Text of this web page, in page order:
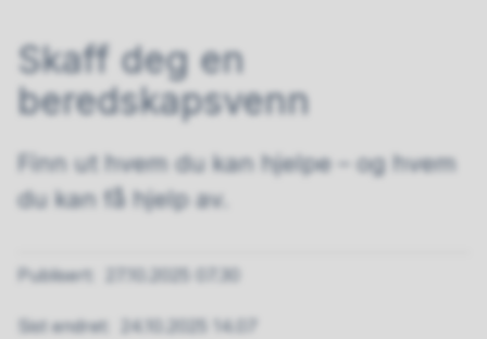
Skaff deg en
beredskapsvenn
Finn ut hvem du kan hjelpe – og hvem
du kan få hjelp av.
Publisert 27.10.2025 07.30
Sist endret 24.10.2025 14.07